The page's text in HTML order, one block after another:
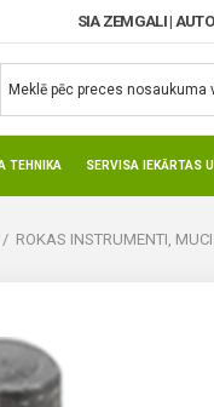
SIA ZEMGALI |
TEHNIKA SERVISA IEKĀRTAS
ROKAS INSTRUMENTI,